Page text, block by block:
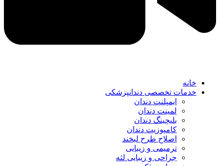
خانه
خدمات تخصصی دندانپزشکی
ایمپلنت دندان
لمینت دندان
بلیچینگ دندان
کامپوزیت دندان
اصلاح طرح لبخند
ترمیمی و زیبایی
جراحی و زیبایی لثه